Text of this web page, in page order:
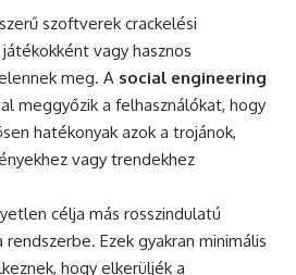
szoftverek crackelési
vagy hasznos
meg. A social engineering
meggyőzik a felhasználókat, hogy
hatékonyak azok a trojánok,
vagy trendekhez
célja más rosszindulatú
Ezek gyakran minimális
hogy elkerüljék a